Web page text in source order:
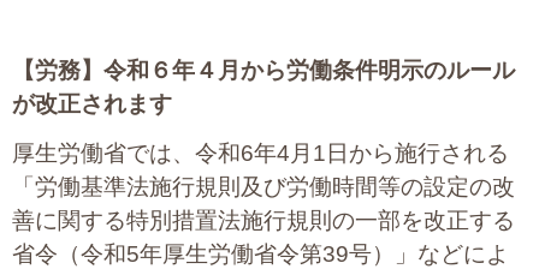
【労務】 令和６年４月から労働条件明示のルール
が改正されます
厚生労働省では、令和6年4月1日から施行される
「労働基準法施行規則及び労働時間等の設定の改
善に関する特別措置法施行規則の一部を改正する
省令（令和5年厚生労働省令第39号）」などによ